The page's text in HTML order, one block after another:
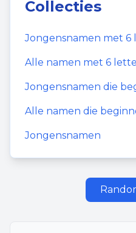
Collecties
Jongensnamen met 6
Alle namen met 6
Jongensnamen die
Alle namen die
Jongensnamen